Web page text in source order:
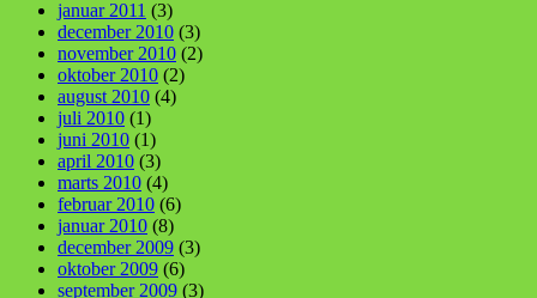
januar 2011 (3)
december 2010 (3)
november 2010 (2)
oktober 2010 (2)
august 2010 (4)
juli 2010 (1)
juni 2010 (1)
april 2010 (3)
marts 2010 (4)
februar 2010 (6)
januar 2010 (8)
december 2009 (3)
oktober 2009 (6)
september 2009 (3)